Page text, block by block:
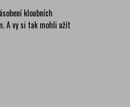
kloubních
A vy si tak mohli užít